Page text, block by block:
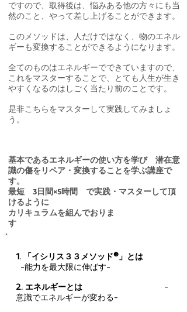
ですので、取得後は、悩みある他の方々にも当
然のこと、やって差し上げることができます。
このメソッドは、人だけではなく、物のエネル
ギーも変換することができるようになります。
全てのものはエネルギーでできていますので、
これをマスターすることで、とても人生が生き
やすくなるのはしごく当たり前のことです。
是非こちらをマスターして実践してみましょ
う。
基本であるエネルギーの使い方を学び 潜在意
識の傷をリペア・変換することを学ぶ講座で
す。
最短 3日間×5時間 で実践・マスターして頂
けるように
カリキュラムを組んでおりま
す
1. 「イシリス３３メソッド®」とは
-能力を最大限に伸ばす-
2. エネルギーとは
-
意識でエネルギーが変わる-